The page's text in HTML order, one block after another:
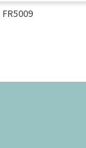
FR5009